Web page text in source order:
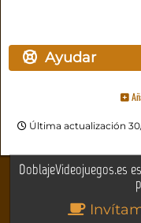
Ayudar
Última actualización
DoblajeVideojuegos.es